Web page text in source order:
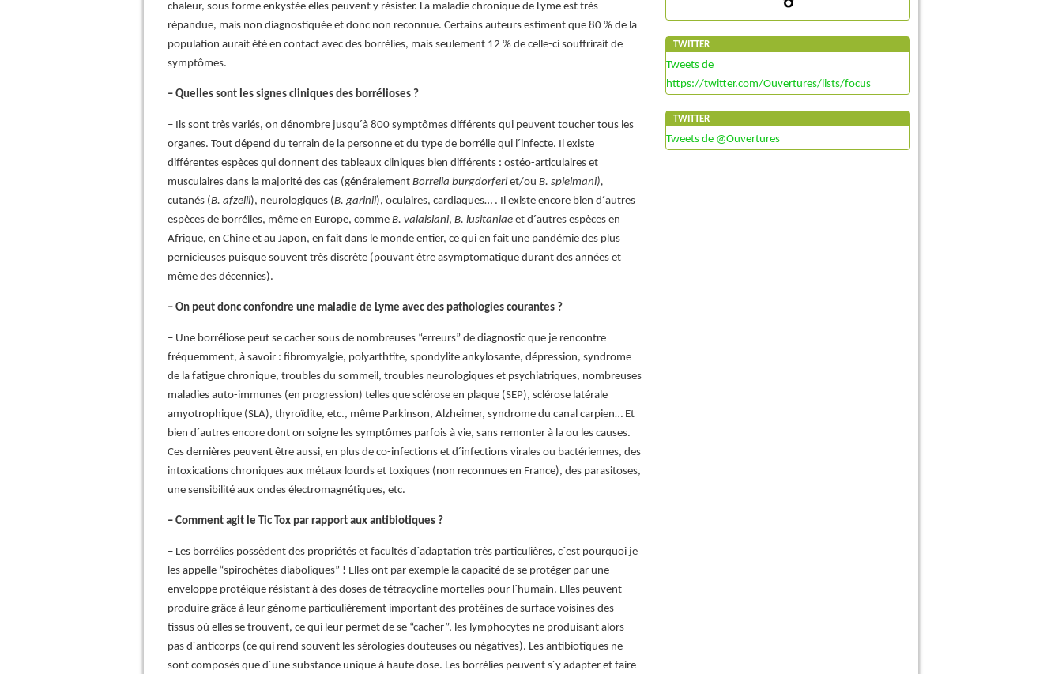
chaleur, sous forme enkystée elles peuvent y résister. La maladie chronique de Lyme est très
répandue, mais non diagnostiquée et donc non reconnue. Certains auteurs estiment que 80 % de la
population aurait été en contact avec des borrélies, mais seulement 12 % de celle-ci souffrirait de
symptômes.
– Quelles sont les signes cliniques des borrélioses ?
– Ils sont très variés, on dénombre jusqu´à 800 symptômes différents qui peuvent toucher tous les
organes. Tout dépend du terrain de la personne et du type de borrélie qui l´infecte. Il existe
différentes espèces qui donnent des tableaux cliniques bien différents : ostéo-articulaires et
musculaires dans la majorité des cas (généralement Borrelia burgdorferi et/ou B. spielmani),
cutanés (B. afzelii), neurologiques (B. garinii), oculaires, cardiaques… . Il existe encore bien d´autres
espèces de borrélies, même en Europe, comme B. valaisiani, B. lusitaniae et d´autres espèces en
Afrique, en Chine et au Japon, en fait dans le monde entier, ce qui en fait une pandémie des plus
pernicieuses puisque souvent très discrète (pouvant être asymptomatique durant des années et
même des décennies).
– On peut donc confondre une maladie de Lyme avec des pathologies courantes ?
– Une borréliose peut se cacher sous de nombreuses “erreurs” de diagnostic que je rencontre
fréquemment, à savoir : fibromyalgie, polyarthtite, spondylite ankylosante, dépression, syndrome
de la fatigue chronique, troubles du sommeil, troubles neurologiques et psychiatriques, nombreuses
maladies auto-immunes (en progression) telles que sclérose en plaque (SEP), sclérose latérale
amyotrophique (SLA), thyroïdite, etc., même Parkinson, Alzheimer, syndrome du canal carpien… Et
bien d´autres encore dont on soigne les symptômes parfois à vie, sans remonter à la ou les causes.
Ces dernières peuvent être aussi, en plus de co-infections et d´infections virales ou bactériennes, des
intoxications chroniques aux métaux lourds et toxiques (non reconnues en France), des parasitoses,
une sensibilité aux ondes électromagnétiques, etc.
– Comment agit le Tic Tox par rapport aux antibiotiques ?
– Les borrélies possèdent des propriétés et facultés d´adaptation très particulières, c´est pourquoi je
les appelle “spirochètes diaboliques” ! Elles ont par exemple la capacité de se protéger par une
enveloppe protéique résistant à des doses de tétracycline mortelles pour l´humain. Elles peuvent
produire grâce à leur génome particulièrement important des protéines de surface voisines des
tissus où elles se trouvent, ce qui leur permet de se “cacher”, les lymphocytes ne produisant alors
pas d´anticorps (ce qui rend souvent les sérologies douteuses ou négatives). Les antibiotiques ne
sont composés que d´une substance unique à haute dose. Les borrélies peuvent s´y adapter et faire
TWITTER
Tweets de
https://twitter.com/Ouvertures/lists/focus
TWITTER
Tweets de @Ouvertures